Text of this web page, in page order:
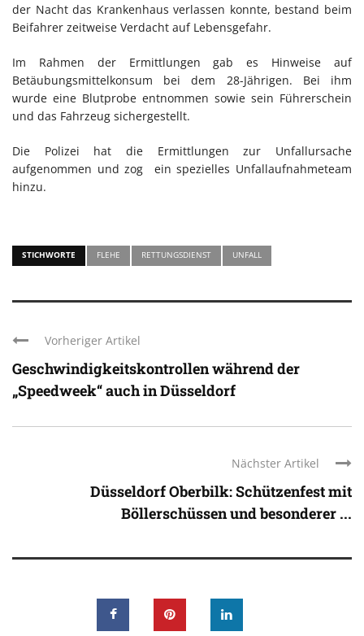
der Nacht das Krankenhaus verlassen konnte, bestand beim
Beifahrer zeitweise Verdacht auf Lebensgefahr.
Im Rahmen der Ermittlungen gab es Hinweise auf
Betäubungsmittelkonsum bei dem 28-Jährigen. Bei ihm
wurde eine Blutprobe entnommen sowie sein Führerschein
und das Fahrzeug sichergestellt.
Die Polizei hat die Ermittlungen zur Unfallursache
aufgenommen und zog ein spezielles Unfallaufnahmeteam
hinzu.
STICHWORTE FLEHE RETTUNGSDIENST UNFALL
Vorheriger Artikel
Geschwindigkeitskontrollen während der
„Speedweek“ auch in Düsseldorf
Nächster Artikel
Düsseldorf Oberbilk: Schützenfest mit
Böllerschüssen und besonderer ...